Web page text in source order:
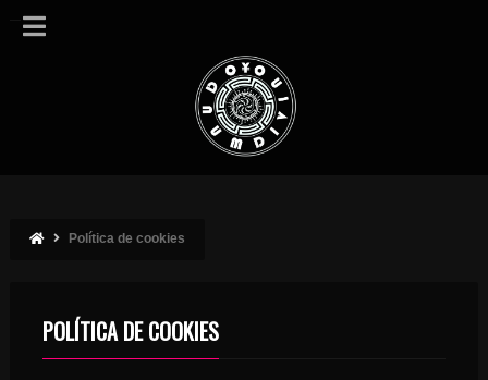
Política de cookies
POLÍTICA DE COOKIES